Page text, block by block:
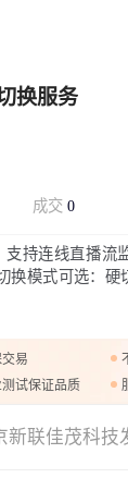
换服务
成交 0
支持连线直播流
换模式可选：硬
易
试保证品质
新联佳茂科技